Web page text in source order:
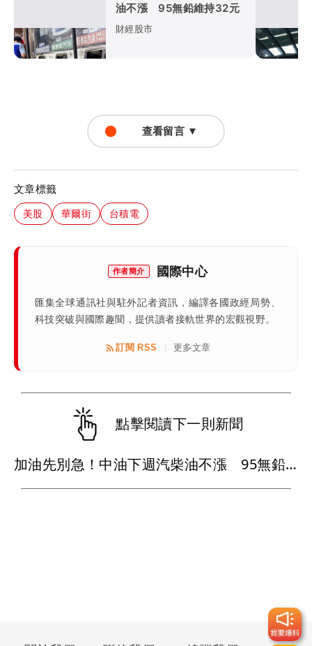
油不漲 95無鉛維持32元
財經股市
查看留言 ▼
文章標籤
美股 華爾街 台積電
作者簡介 國際中心
匯集全球通訊社與駐外記者資訊，編譯各國政經局勢、
科技突破與國際趣聞，提供讀者接軌世界的宏觀視野。
訂閱 RSS 更多文章
點擊閱讀下一則新聞
加油先別急！中油下週汽柴油不漲 95無鉛維持32元